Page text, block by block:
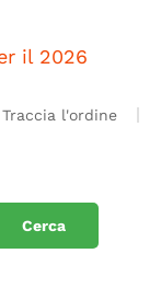
il 2026
Traccia l'ordine
Cerca